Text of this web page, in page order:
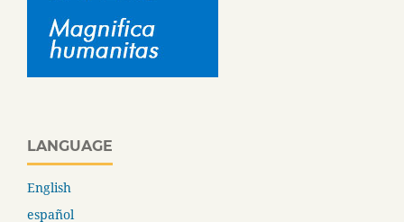
LANGUAGE
English
español